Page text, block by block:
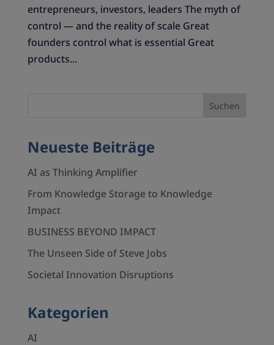
entrepreneurs, investors, leaders The myth of
control — and the reality of scale Great
founders control what is essential Great
products...
Neueste Beiträge
AI as Thinking Amplifier
From Knowledge Storage to Knowledge
Impact
BUSINESS BEYOND IMPACT
The Unseen Side of Steve Jobs
Societal Innovation Disruptions
Kategorien
AI